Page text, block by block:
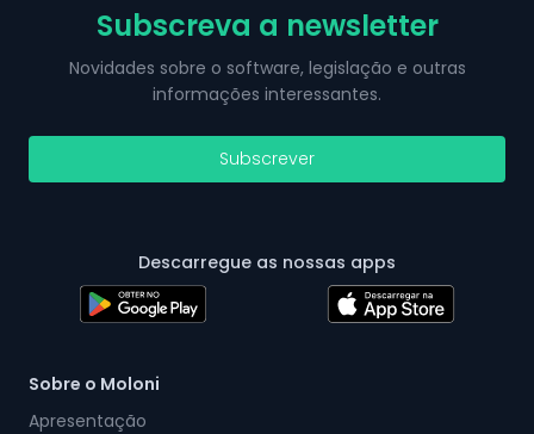
Subscreva a newsletter
Novidades sobre o software, legislação e outras
informações interessantes.
Subscrever
Descarregue as nossas apps
Sobre o Moloni
Apresentação